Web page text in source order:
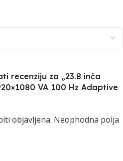
recenziju za „23.8 inča
VA 100 Hz Adaptive
objavljena. Neophodna polja